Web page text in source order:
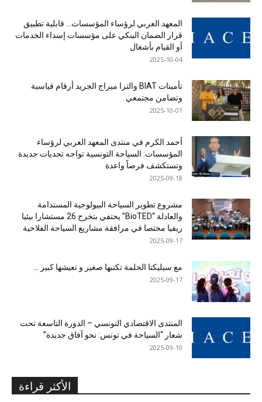
المعهد العربي لرؤساء المؤسسات… قابلية تطبيق
قرار الضمان البنكي على مؤسسات إسداء الخدمات
أو القيام بأشغال
2025-10-04
تأمينات BIAT والترا ميراج الجريد أرقام قياسية
وتضامن مجتمعي
2025-10-01
أحمد الكرم في منتدى المعهد العربي لرؤساء
المؤسسات: السياحة التونسية تواجه تحديات جديدة
وتستكشف فرصاً واعدة
2025-09-18
مشروع تطوير السياحة البيولوجية المستدامة
والعادلة “BioTED” يحتفي بتخرج 26 مستشارا بيئيا
ريفيا مختصا في مرافقة مشاريع السياحة الفلاحية
2025-09-17
مع سيليكتا الحلمة تكتبها صغير و تعيشها كبير …
2025-09-17
المنتدى الاقتصادي التونسي – الدورة التاسعة تحت
شعار “السياحة في تونس: نحو آفاق جديدة”
2025-09-10
الأكثر قراءة